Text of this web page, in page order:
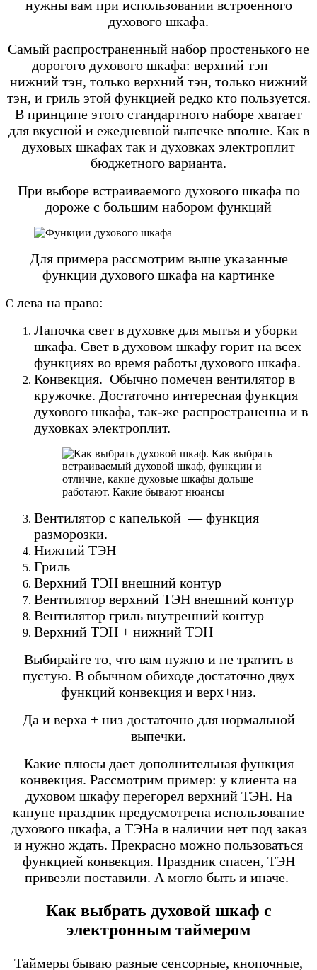
нужны вам при использовании встроенного
духового шкафа.
Самый распространенный набор простенького не
дорогого духового шкафа: верхний тэн —
нижний тэн, только верхний тэн, только нижний
тэн, и гриль этой функцией редко кто пользуется.
В принципе этого стандартного наборе хватает
для вкусной и ежедневной выпечке вполне. Как в
духовых шкафах так и духовках электроплит
бюджетного варианта.
При выборе встраиваемого духового шкафа по
дороже с большим набором функций
Для примера рассмотрим выше указанные
функции духового шкафа на картинке
С лева на право:
Лапочка свет в духовке для мытья и уборки
шкафа. Свет в духовом шкафу горит на всех
функциях во время работы духового шкафа.
Конвекция. Обычно помечен вентилятор в
кружочке. Достаточно интересная функция
духового шкафа, так-же распространенна и в
духовках электроплит.
Вентилятор с капелькой — функция
разморозки.
Нижний ТЭН
Гриль
Верхний ТЭН внешний контур
Вентилятор верхний ТЭН внешний контур
Вентилятор гриль внутренний контур
Верхний ТЭН + нижний ТЭН
Выбирайте то, что вам нужно и не тратить в
пустую. В обычном обиходе достаточно двух
функций конвекция и верх+низ.
Да и верха + низ достаточно для нормальной
выпечки.
Какие плюсы дает дополнительная функция
конвекция. Рассмотрим пример: у клиента на
духовом шкафу перегорел верхний ТЭН. На
кануне праздник предусмотрена использование
духового шкафа, а ТЭНа в наличии нет под заказ
и нужно ждать. Прекрасно можно пользоваться
функцией конвекция. Праздник спасен, ТЭН
привезли поставили. А могло быть и иначе.
Как выбрать духовой шкаф с
электронным таймером
Таймеры бываю разные сенсорные, кнопочные,